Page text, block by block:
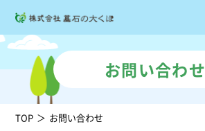
お問い合わせ
TOP お問い合わせ